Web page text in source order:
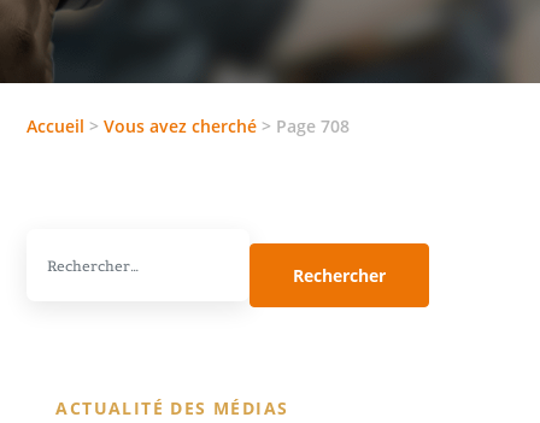
Accueil >Vous avez cherché > Page 708
ACTUALITÉ DES MÉDIAS